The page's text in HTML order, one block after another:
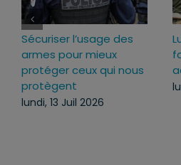
Sécuriser l’usage des
armes pour mieux
protéger ceux qui nous
protègent
lundi, 13 Juil 2026